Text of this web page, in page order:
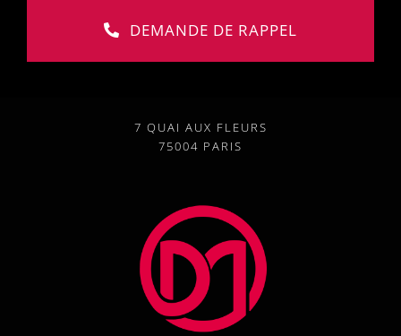
DEMANDE DE RAPPEL
7 QUAI AUX FLEURS
75004 PARIS